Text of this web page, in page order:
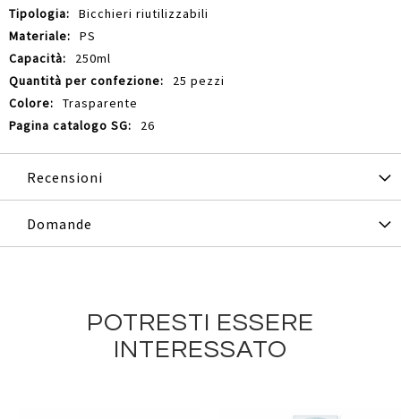
Bicchieri riutilizzabili
PS
250ml
25 pezzi
Trasparente
26
Recensioni
Domande
POTRESTI ESSERE
INTERESSATO